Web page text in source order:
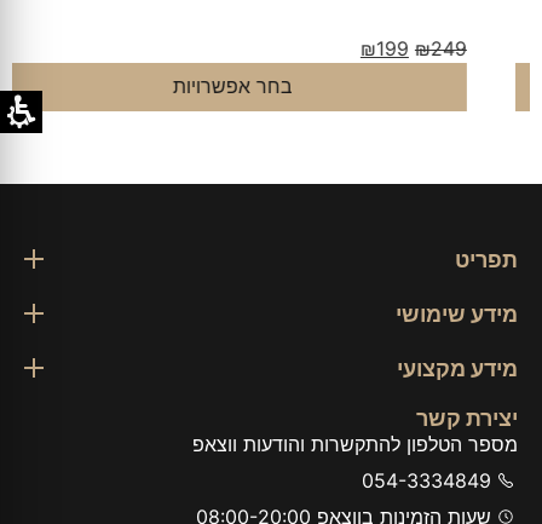
₪
₪199
בחר אפשרויות
תפריט
מידע שימושי
מידע מקצועי
יצירת קשר
מספר הטלפון להתקשרות והודעות ווצאפ
054-3334849
שעות הזמינות בווצאפ 08:00-20:00